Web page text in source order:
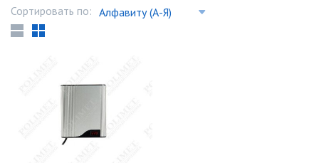
Сортировать по: